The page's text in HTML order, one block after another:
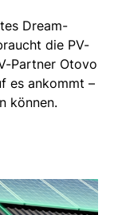
Dream-
die PV-
Partner Otovo
es ankommt –
können.